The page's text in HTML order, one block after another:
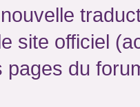
site officiel
pages du